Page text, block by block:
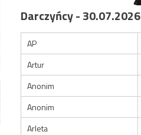
Darczyńcy - 30.07.2026
AP
Artur
Anonim
Anonim
Arleta